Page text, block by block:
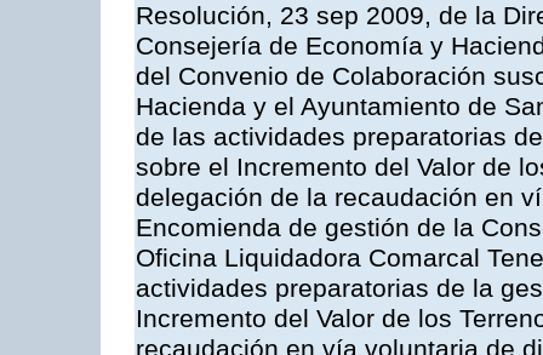
Resolución, 23 sep 2009, de la
Consejería de Economía y
del Convenio de Colaboración
Hacienda y el Ayuntamiento de
de las actividades preparatorias
sobre el Incremento del Valor de
delegación de la recaudación en
Encomienda de gestión de la
Oficina Liquidadora Comarcal
actividades preparatorias de la
Incremento del Valor de los